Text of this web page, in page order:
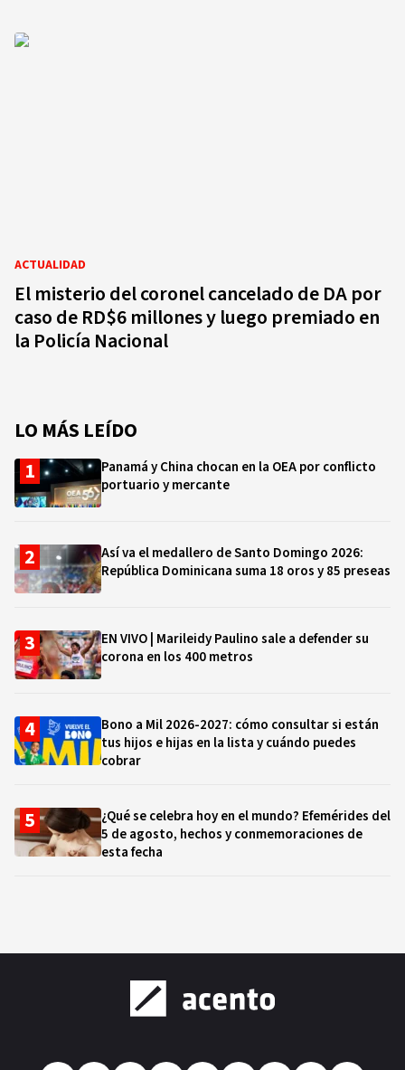
ACTUALIDAD
El misterio del coronel cancelado de DA por
caso de RD$6 millones y luego premiado en
la Policía Nacional
LO MÁS LEÍDO
Panamá y China chocan en la OEA por conflicto
portuario y mercante
Así va el medallero de Santo Domingo 2026:
República Dominicana suma 18 oros y 85 preseas
EN VIVO | Marileidy Paulino sale a defender su
corona en los 400 metros
Bono a Mil 2026-2027: cómo consultar si están
tus hijos e hijas en la lista y cuándo puedes
cobrar
¿Qué se celebra hoy en el mundo? Efemérides del
5 de agosto, hechos y conmemoraciones de
esta fecha